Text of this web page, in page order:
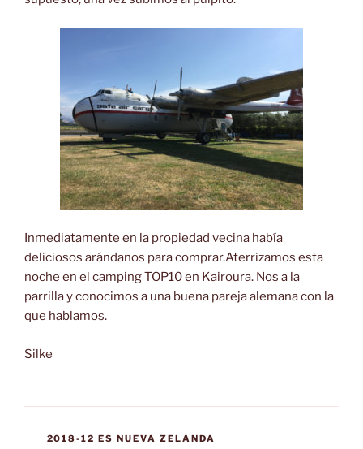
Inmediatamente en la propiedad vecina había
deliciosos arándanos para comprar.Aterrizamos esta
noche en el camping TOP10 en Kairoura. Nos a la
parrilla y conocimos a una buena pareja alemana con la
que hablamos.
Silke
CATEGORÍAS
2018-12 ES NUEVA ZELANDA